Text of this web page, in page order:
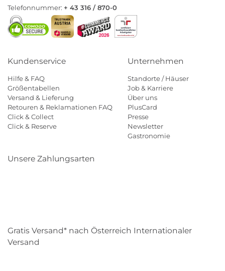
Telefonnummer: + 43 316 / 870-0
Kundenservice
Hilfe & FAQ
Größentabellen
Versand & Lieferung
Retouren & Reklamationen FAQ
Click & Collect
Click & Reserve
Unternehmen
Standorte / Häuser
Job & Karriere
Über uns
PlusCard
Presse
Newsletter
Gastronomie
Unsere Zahlungsarten
Gratis Versand* nach Österreich Internationaler
Versand